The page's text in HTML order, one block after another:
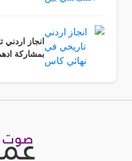
انجاز
بمشاركة